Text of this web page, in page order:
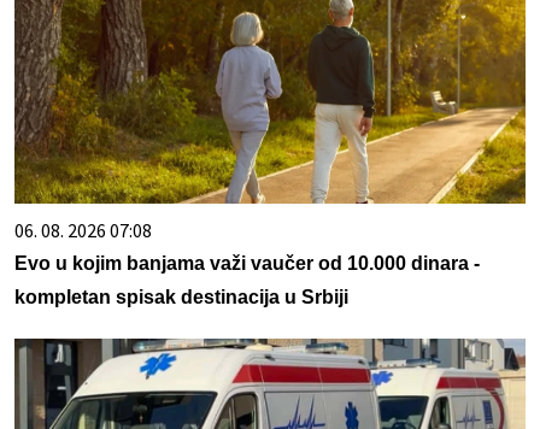
06. 08. 2026 07:08
Evo u kojim banjama važi vaučer od 10.000 dinara -
kompletan spisak destinacija u Srbiji